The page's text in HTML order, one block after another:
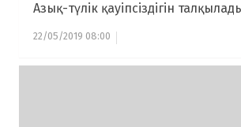
Азық-түлік қауіпсіздігін
22/05/2019 08:00